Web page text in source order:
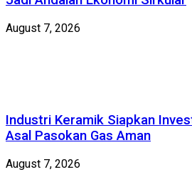
August 7, 2026
Industri Keramik Siapkan
Asal Pasokan Gas Aman
August 7, 2026